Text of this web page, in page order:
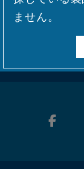
ません。
サービス&
Why